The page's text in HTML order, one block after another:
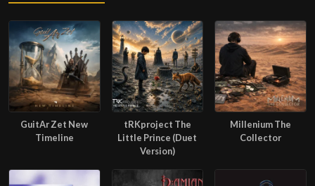
GuitAr Zet New
Timeline
tRKproject The
Little Prince (Duet
Version)
Millenium The
Collector